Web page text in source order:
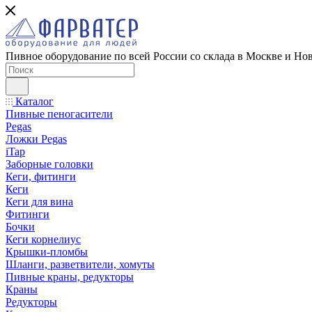
Пивное оборудование по всей России со склада в Москве и
Каталог
Пивные пеногасители
Pegas
Ложки Pegas
iTap
Заборные головки
Кеги, фитинги
Кеги
Кеги для вина
Фитинги
Бочки
Кеги корнелиус
Крышки-пломбы
Шланги, разветвители, хомуты
Пивные краны, редукторы
Краны
Редукторы